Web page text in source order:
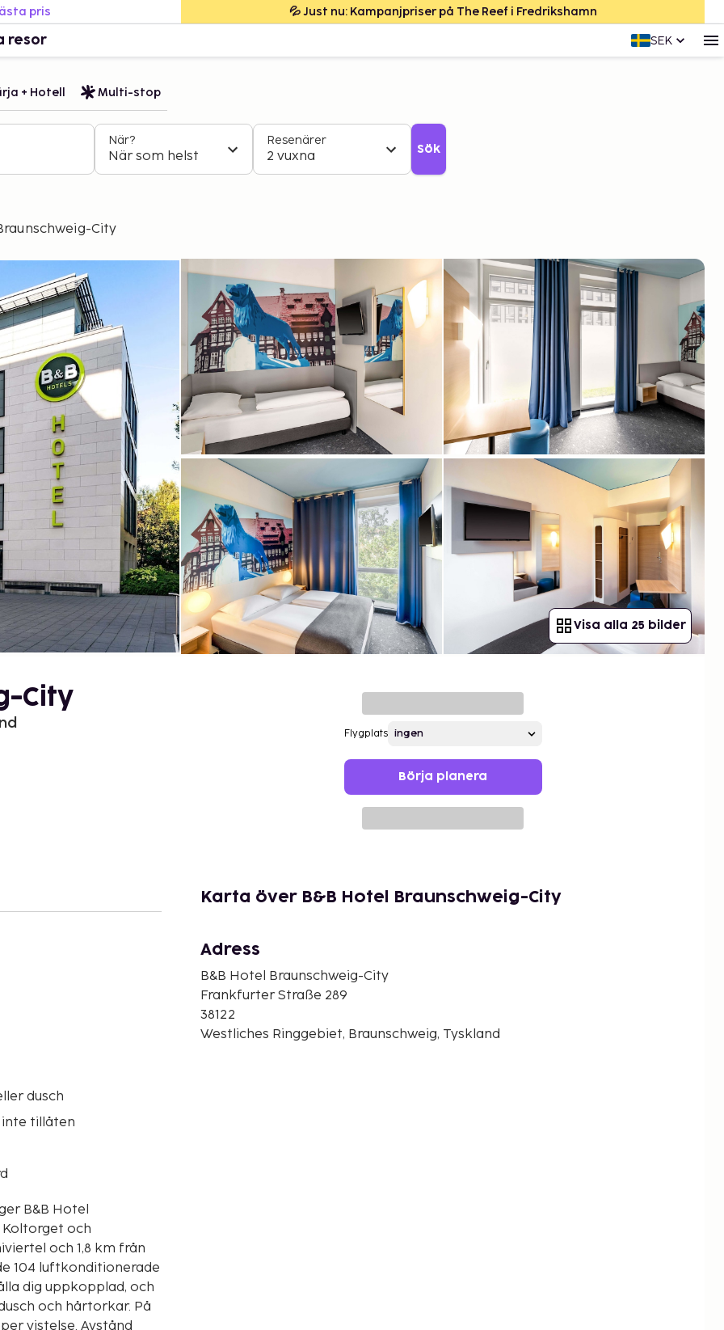
pris 💦 Just nu: Kampanjpriser på The Reef i Fredrikshamn
resor SEK
+ Hotell Multi-stop
När?
När som helst
Resenärer
2 vuxna Sök
City
Visa alla 25 bilder
City
Flygplats
Börja planera
dusch
inte tillåten
B&B Hotel
Koltorget och
104 luftkonditionerade
dig uppkopplad, och
och hårtorkar. På
vistelse. Avstånd
Karta över B&B Hotel Braunschweig-City
Adress
B&B Hotel Braunschweig-City
Frankfurter Straße 289
38122
Westliches Ringgebiet, Braunschweig, Tyskland